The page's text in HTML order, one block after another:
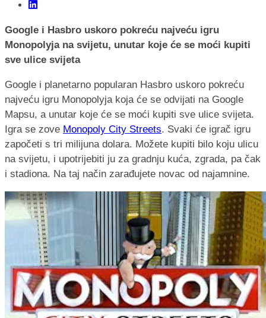
Google i Hasbro uskoro pokreću najveću igru
Monopolyja na svijetu, unutar koje će se moći kupiti
sve ulice svijeta
Google i planetarno popularan Hasbro uskoro pokreću
najveću igru Monopolyja koja će se odvijati na Google
Mapsu, a unutar koje će se moći kupiti sve ulice svijeta.
Igra se zove Monopoly City Streets. Svaki će igrač igru
započeti s tri milijuna dolara. Možete kupiti bilo koju ulicu
na svijetu, i upotrijebiti ju za gradnju kuća, zgrada, pa čak
i stadiona. Na taj način zarađujete novac od najamnine.